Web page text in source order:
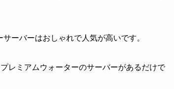
ーバーはおしゃれで人気が高いです。
レミアムウォーターのサーバーがあるだけで